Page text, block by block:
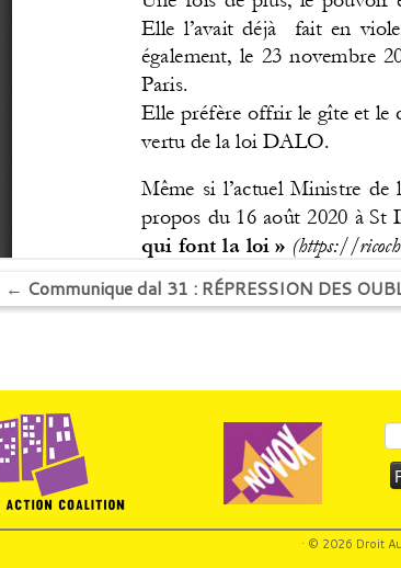
← Communique dal 31 : RÉPRESSION DES
· © 2026 Droit